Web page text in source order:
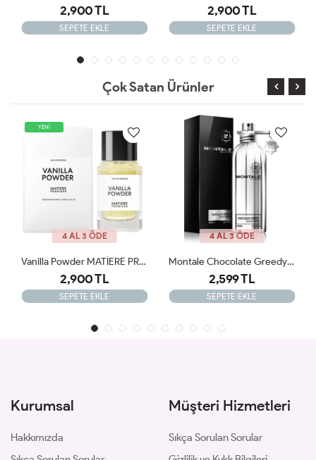
2,900 TL
SEPETE EKLE
2,900 TL
SEPETE EKLE
Çok Satan Ürünler
YENİ
4 AL 3 ÖDE
Vanilla Powder MATİERE PREMİERE 100ml JLT
2,900 TL
SEPETE EKLE
4 AL 3 ÖDE
Montale Chocolate Greedy EDP 100 Ml Unisex Parfüm JLT
2,599 TL
SEPETE EKLE
Kurumsal
Hakkımızda
Müşteri Hizmetleri
Sıkça Sorulan Sorular